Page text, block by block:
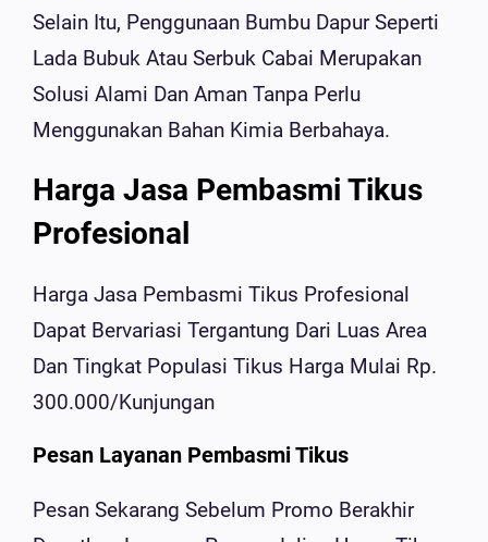
Selain Itu, Penggunaan Bumbu Dapur Seperti
Lada Bubuk Atau Serbuk Cabai Merupakan
Solusi Alami Dan Aman Tanpa Perlu
Menggunakan Bahan Kimia Berbahaya.
Harga Jasa Pembasmi Tikus
Profesional
Harga Jasa Pembasmi Tikus Profesional
Dapat Bervariasi Tergantung Dari Luas Area
Dan Tingkat Populasi Tikus Harga Mulai Rp.
300.000/Kunjungan
Pesan Layanan Pembasmi Tikus
Pesan Sekarang Sebelum Promo Berakhir